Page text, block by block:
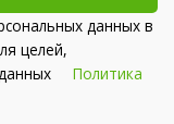
данных в
целей,
данных Политика